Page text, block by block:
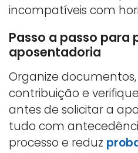
incompatíveis com
Passo a passo para
aposentadoria
Organize
contribuição e
antes de solicitar a
tudo com
processo e reduz